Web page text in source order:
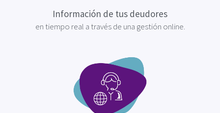
Información de tus deudores
en tiempo real a través de una gestión online.